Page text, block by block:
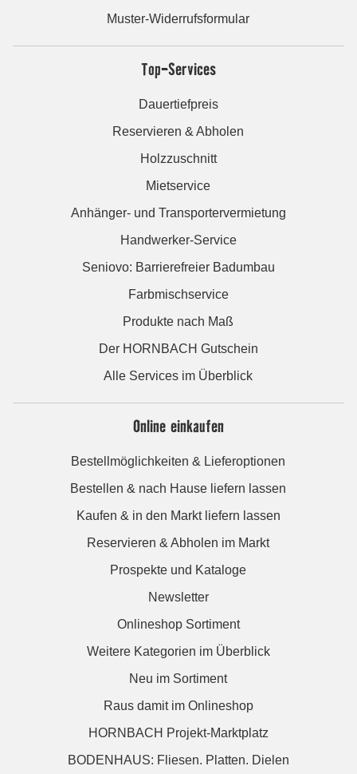
Muster-Widerrufsformular
Top-Services
Dauertiefpreis
Reservieren & Abholen
Holzzuschnitt
Mietservice
Anhänger- und Transportervermietung
Handwerker-Service
Seniovo: Barrierefreier Badumbau
Farbmischservice
Produkte nach Maß
Der HORNBACH Gutschein
Alle Services im Überblick
Online einkaufen
Bestellmöglichkeiten & Lieferoptionen
Bestellen & nach Hause liefern lassen
Kaufen & in den Markt liefern lassen
Reservieren & Abholen im Markt
Prospekte und Kataloge
Newsletter
Onlineshop Sortiment
Weitere Kategorien im Überblick
Neu im Sortiment
Raus damit im Onlineshop
HORNBACH Projekt-Marktplatz
BODENHAUS: Fliesen. Platten. Dielen